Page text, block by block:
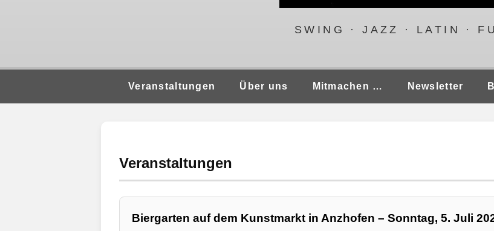
SWING · JAZZ · LATIN ·
Veranstaltungen Über uns Mitmachen … Newsletter
Veranstaltungen
Biergarten auf dem Kunstmarkt in Anzhofen – Sonntag, 5. Juli